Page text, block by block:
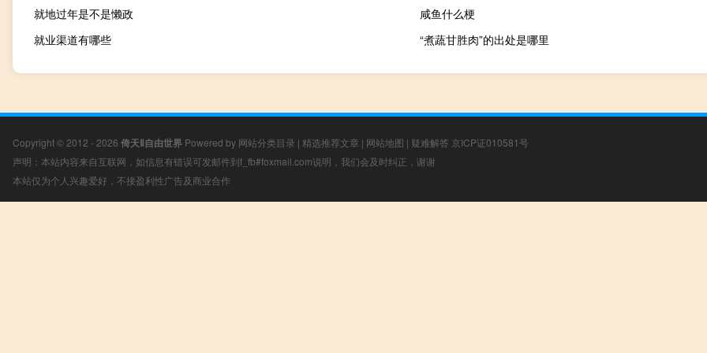
就地过年是不是懒政
咸鱼什么梗
就业渠道有哪些
“煮蔬甘胜肉”的出处是哪里
Copyright © 2012 - 2026 倚天Ⅱ自由世界 Powered by 网站分类目录 | 精选推荐文章 | 网站地图 | 疑难解答 京ICP证010581号
声明：本站内容来自互联网，如信息有错误可发邮件到f_fb#foxmail.com说明，我们会及时纠正，谢谢
本站仅为个人兴趣爱好，不接盈利性广告及商业合作